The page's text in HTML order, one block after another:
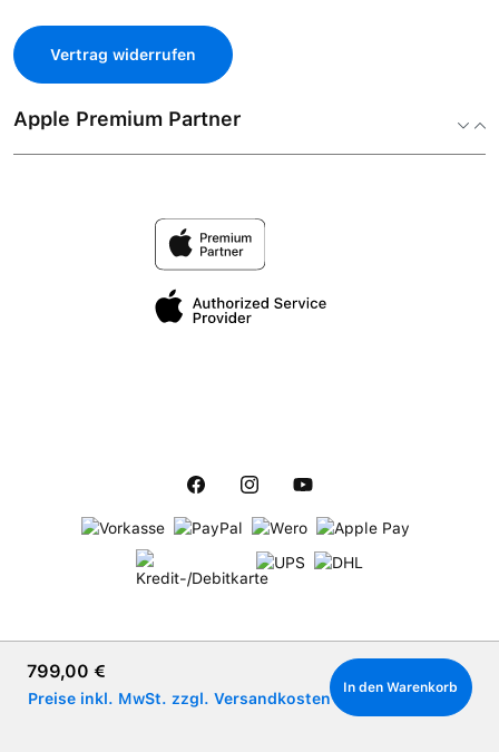
Regulärer Preis:
799,00 €
Preise inkl. MwSt. zzgl. Versandkosten
In den Warenkorb
Vertrag widerrufen
Apple Premium Partner